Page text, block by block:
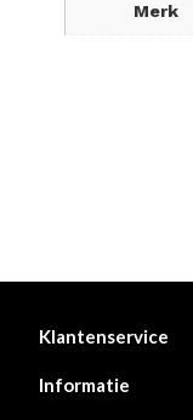
Merk
Klantenservice
Informatie